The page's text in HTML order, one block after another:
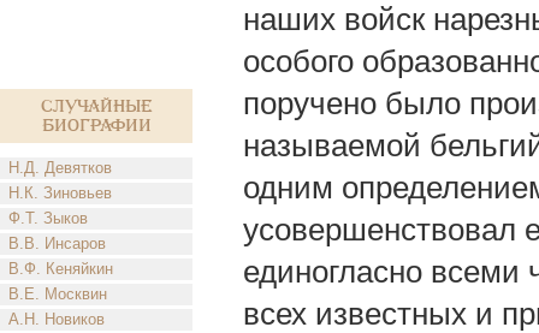
Случайные
биографии
Н.Д. Девятков
Н.К. Зиновьев
Ф.Т. Зыков
В.В. Инсаров
В.Ф. Кеняйкин
В.Е. Москвин
А.Н. Новиков
наших войск
особого
поручено было
называемой
одним
усовершенствовал
единогласно
всех известных и